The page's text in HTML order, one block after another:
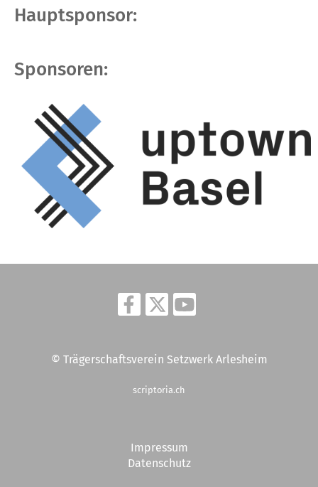
Hauptsponsor:
Sponsoren:
© Trägerschaftsverein Setzwerk Arlesheim
scriptoria.ch
Impressum
Datenschutz